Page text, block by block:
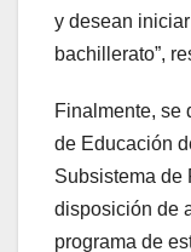
y desean
bachillerato”,
Finalmente, se
de Educación
Subsistema de
disposición de
programa de